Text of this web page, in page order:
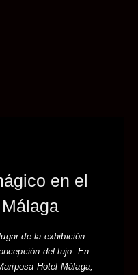
en el
de la exhibición
del lujo. En
Hotel Málaga,